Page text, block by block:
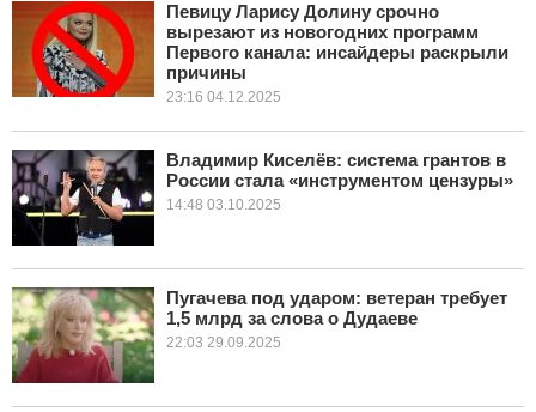
КУЛЬТУРА
НАУКА
СПОРТ
ШОУ-БИЗНЕС
ЭГОИЗМ
БЛОГ
Певицу Ларису Долину срочно
вырезают из новогодних программ
Первого канала: инсайдеры раскрыли
причины
23:16 04.12.2025
Владимир Киселёв: система грантов в
России стала «инструментом цензуры»
14:48 03.10.2025
Пугачева под ударом: ветеран требует
1,5 млрд за слова о Дудаеве
22:03 29.09.2025